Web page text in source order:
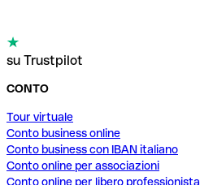
su Trustpilot
CONTO
Tour virtuale
Conto business online
Conto business con IBAN italiano
Conto online per associazioni
Conto online per libero professionista